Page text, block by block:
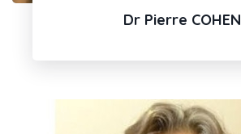
Dr Pierre COHEN